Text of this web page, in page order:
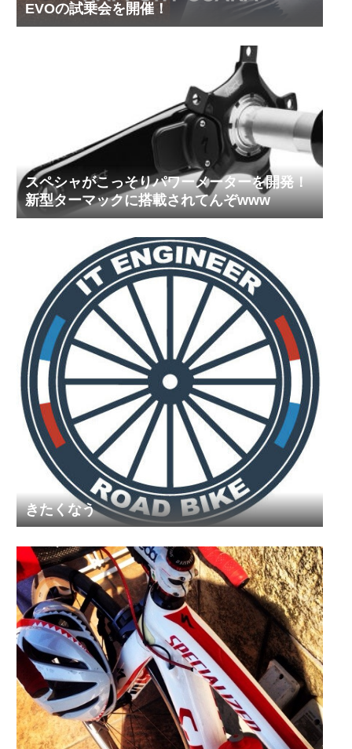
EVOの試乗会を開催！
スペシャがこっそりパワーメーターを開発！
新型ターマックに搭載されてんぞwww
きたくなう